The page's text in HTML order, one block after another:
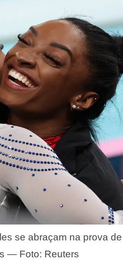
se abraçam na prova
— Foto: Reuters